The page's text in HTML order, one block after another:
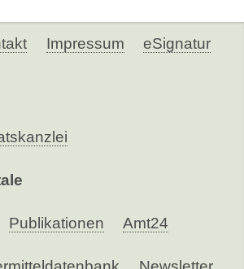
Impressum eSignatur
Publikationen Amt24